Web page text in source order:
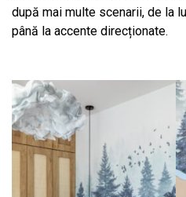
după mai multe scenarii, de la
până la accente direcționate.